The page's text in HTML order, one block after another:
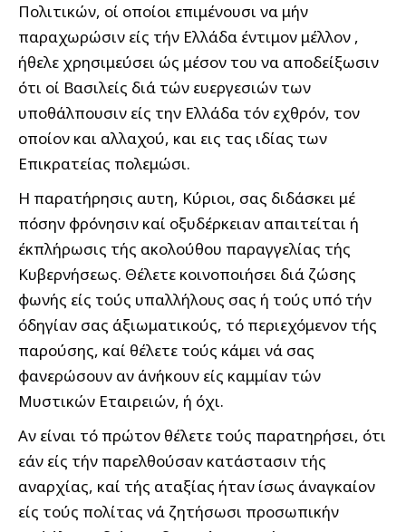
Πολιτικών, οί οποίοι επιμένουσι να μήν
παραχωρώσιν είς τήν Ελλάδα έντιμον μέλλον ,
ήθελε χρησιμεύσει ώς μέσον του να αποδείξωσιν
ότι οί Βασιλείς διά τών ευεργεσιών των
υποθάλπουσιν είς την Ελλάδα τόν εχθρόν, τον
οποίον και αλλαχού, και εις τας ιδίας των
Επικρατείας πολεμώσι.
Η παρατήρησις αυτη, Κύριοι, σας διδάσκει μέ
πόσην φρόνησιν καί οξυδέρκειαν απαιτείται ή
έκπλήρωσις τής ακολούθου παραγγελίας τής
Κυβερνήσεως. Θέλετε κοινοποιήσει διά ζώσης
φωνής είς τούς υπαλλήλους σας ή τούς υπό τήν
όδηγίαν σας άξιωματικούς, τό περιεχόμενον τής
παρούσης, καί θέλετε τούς κάμει νά σας
φανερώσουν αν άνήκουν είς καμμίαν τών
Μυστικών Εταιρειών, ή όχι.
Αν είναι τό πρώτον θέλετε τούς παρατηρήσει, ότι
εάν είς τήν παρελθούσαν κατάστασιν τής
αναρχίας, καί τής αταξίας ήταν ίσως άναγκαίον
είς τούς πολίτας νά ζητήσωσι προσωπικήν